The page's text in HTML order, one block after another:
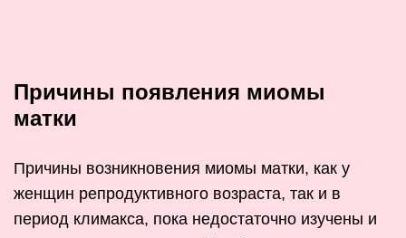
Причины появления миомы
матки
Причины возникновения миомы матки, как у
женщин репродуктивного возраста, так и в
период климакса, пока недостаточно изучены и